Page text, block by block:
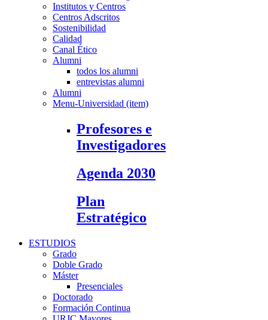
Institutos y Centros
Centros Adscritos
Sostenibilidad
Calidad
Canal Ético
Alumni
todos los alumni
entrevistas alumni
Alumni
Menu-Universidad (item)
Profesores e
Investigadores
Agenda 2030
Plan
Estratégico
ESTUDIOS
Grado
Doble Grado
Máster
Presenciales
Doctorado
Formación Continua